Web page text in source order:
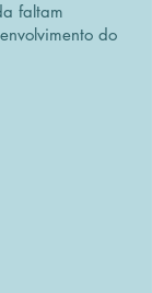
faltam
do